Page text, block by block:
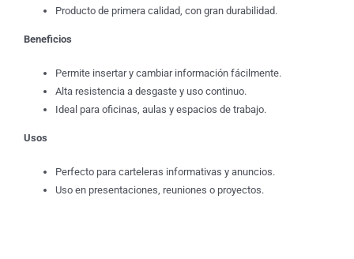
Producto de primera calidad, con gran durabilidad.
Beneficios
Permite insertar y cambiar información fácilmente.
Alta resistencia a desgaste y uso continuo.
Ideal para oficinas, aulas y espacios de trabajo.
Usos
Perfecto para carteleras informativas y anuncios.
Uso en presentaciones, reuniones o proyectos.